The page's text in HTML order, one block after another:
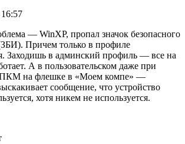
— WinXP, пропал значок безопасного
Причем только в профиле
Заходишь в админский профиль — все на
А в пользовательском даже при
на флешке в «Моем компе» —
сообщение, что устройство
хотя никем не используется.